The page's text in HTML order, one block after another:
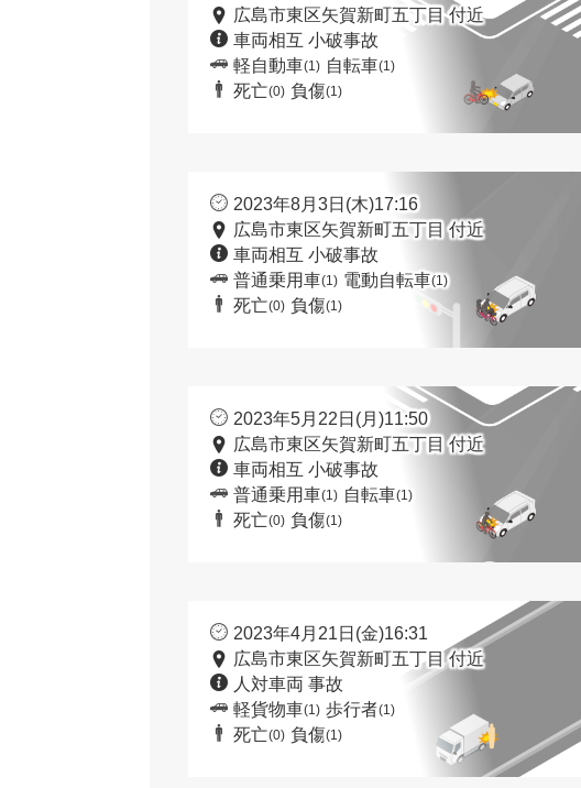
広島市東区矢賀新町五丁目 付近
車両相互 小破事故
軽自動車(1) 自転車(1)
死亡(0) 負傷(1)
2023年8月3日(木)17:16
広島市東区矢賀新町五丁目 付近
車両相互 小破事故
普通乗用車(1) 電動自転車(1)
死亡(0) 負傷(1)
2023年5月22日(月)11:50
広島市東区矢賀新町五丁目 付近
車両相互 小破事故
普通乗用車(1) 自転車(1)
死亡(0) 負傷(1)
2023年4月21日(金)16:31
広島市東区矢賀新町五丁目 付近
人対車両 事故
軽貨物車(1) 歩行者(1)
死亡(0) 負傷(1)